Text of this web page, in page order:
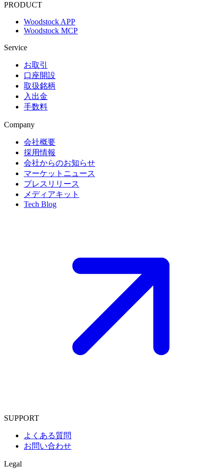
PRODUCT
Woodstock APP
Woodstock MCP
Service
お取引
口座開設
取扱銘柄
入出金
手数料
Company
会社概要
採用情報
会社からのお知らせ
マーケットニュース
プレスリリース
メディアキット
Tech Blog
SUPPORT
よくある質問
お問い合わせ
Legal